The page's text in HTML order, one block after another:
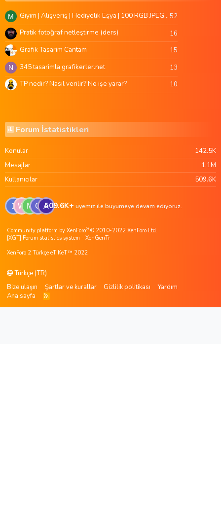
M Giyim | Alışveriş | Hediyelik Eşya | 100 RGB JPEG Images | 5920x4420 Pixels | 501 MB52
Pratik fotoğraf netleştirme (ders) 16
Grafik Tasarim Cantam 15
N 345 tasarimla grafikerler.net 13
TP nedir? Nasıl verilir? Ne işe yarar? 10
Forum İstatistikleri
Konular
142.5K
Mesajlar
1.1M
Kullanıcılar
509.6K
1 W M G A
509.6K+ üyemiz ile büyümeye devam ediyoruz.
Community platform by XenForo® © 2010-2022 XenForo Ltd.
[XGT] Forum statistics system - XenGenTr
XenForo 2 Türkçe eTiKeT™ 2022
Türkçe (TR)
Bize ulaşın
Şartlar ve kurallar Gizlilik politikası
Yardım
Ana sayfa
R
S
S